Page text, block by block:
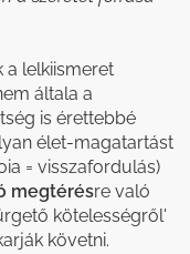
a lelkiismeret
általa a
is érettebbé
élet-magatartást
= visszafordulás)
megtérésre való
kötelességről'
követni.